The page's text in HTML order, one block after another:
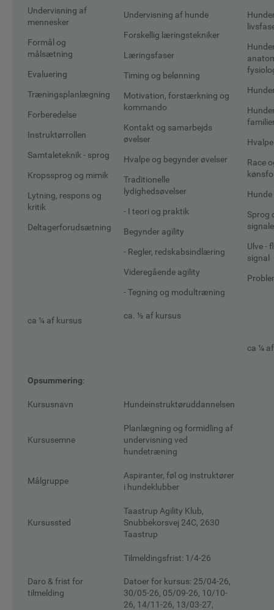
Undervisning af
mennesker
Formål og
målsætning
Evaluering
Træningsplanlægning
Forberedelse
Instruktørrollen
Samtaleteknik - sprog
Kropssprog og mimik
Lytning, respons og
kritik
Deltagerforudsætning
ca ¼ af kursus
Undervisning af hunde
Forskellig læringstekniker
Læringsfaser
Timing og belønning
Motivation, forstærkning og
kommando
Kontakt og samarbejds
øvelser
Hvalpe og begynder øvelser
Traditionelle
lydighedsøvelser
- I teori og praktik
Begynder agility
- Regler, redskabsindlæring
Videregående agility
- Tegning og modultræning
ca. ½ af kursus
Hvalpe
Race
Sprog
Ulve -
signal
ca ¼
Opsummering:
Kursusnavn Hundeinstruktøruddannelsen
Kursusemne
Planlægning og formidling af
undervisning ved
hundetræning
Målgruppe
Aspiranter, føl og instruktører
i hundeklubber
Kursussted
Taastrup Agility Klub,
Snubbekorsvej 24C, 2630
Taastrup
Daro & frist for
tilmelding
Tilmeldingsfrist: 1/4-26
Datoer for kursus: 25/04-26,
30/05-26, 05/09-26, 10/10-
26, 14/11-26, 13/03-27,